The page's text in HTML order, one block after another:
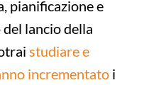
pianificazione e
lancio della
studiare e
incrementatoi